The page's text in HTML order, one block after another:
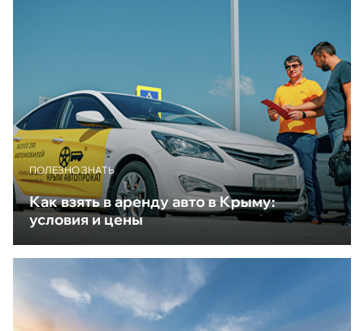
ПОЛЕЗНО ЗНАТЬ
Как взять в аренду авто в Крыму:
условия и цены